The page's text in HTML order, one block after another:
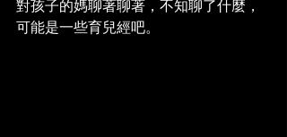
對孩子的媽聊著聊著，不知聊了什麼，
可能是一些育兒經吧。